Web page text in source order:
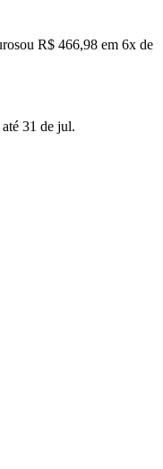
ou R$ 466,98 em 6x de
31 de jul.